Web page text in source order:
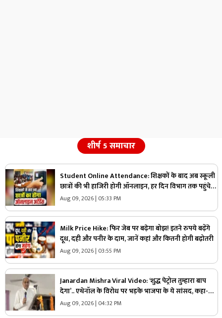
शीर्ष 5 समाचार
Student Online Attendance: शिक्षकों के बाद अब स्कूली
छात्रों की भी हाजिरी होगी ऑनलाइन, हर दिन विभाग तक पहुंचेगी
जानकारी, सभी DEO को आदेश जारी
Aug 09, 2026 | 05:33 PM
Milk Price Hike: फिर जेब पर बढ़ेगा बोझ! इतने रुपये बढ़ेंगे
दूध, दही और पनीर के दाम, जानें कहां और कितनी होगी बढ़ोतरी
Aug 09, 2026 | 03:55 PM
Janardan Mishra Viral Video: ‘शुद्ध पेट्रोल तुम्हारा बाप
देगा’.. एथेनॉल के विरोध पर भड़के भाजपा के ये सांसद, कहा-
सबसे कम महंगाई भारत में
Aug 09, 2026 | 04:32 PM